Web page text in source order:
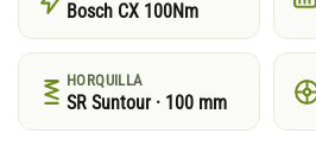
Bosch CX 100Nm
HORQUILLA
SR Suntour · 100 mm